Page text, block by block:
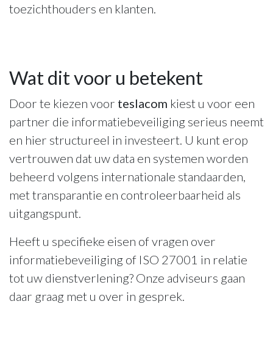
toezichthouders en klanten.
Wat dit voor u betekent
Door te kiezen voor teslacom kiest u voor een
partner die informatiebeveiliging serieus neemt
en hier structureel in investeert. U kunt erop
vertrouwen dat uw data en systemen worden
beheerd volgens internationale standaarden,
met transparantie en controleerbaarheid als
uitgangspunt.
Heeft u specifieke eisen of vragen over
informatiebeveiliging of ISO 27001 in relatie
tot uw dienstverlening? Onze adviseurs gaan
daar graag met u over in gesprek.